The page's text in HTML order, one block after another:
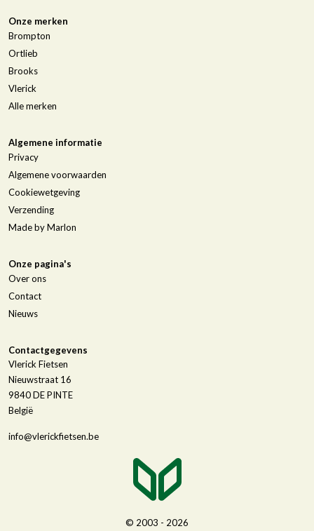
Onze merken
Brompton
Ortlieb
Brooks
Vlerick
Alle merken
Algemene informatie
Privacy
Algemene voorwaarden
Cookiewetgeving
Verzending
Made by Marlon
Onze pagina's
Over ons
Contact
Nieuws
Contactgegevens
Vlerick Fietsen
Nieuwstraat 16
9840DE PINTE
België
info@vlerickfietsen.be
© 2003 - 2026